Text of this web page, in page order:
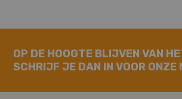
OP DE HOOGTE BLIJVEN VAN
SCHRIJF JE DAN IN VOOR ONZE